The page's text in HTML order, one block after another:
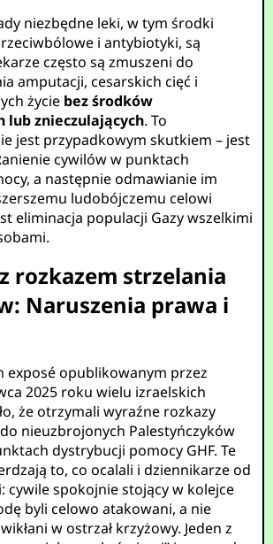
niezbędne leki, w tym środki
i antybiotyki, są
często są zmuszeni do
amputacji, cesarskich cięć i
życie bez środków
lub znieczulających. To
jest przypadkowym skutkiem – jest
cywilów w punktach
a następnie odmawianie im
ludobójczemu celowi
eliminacja populacji Gazy wszelkimi
rozkazem strzelania
Naruszenia prawa i
exposé opublikowanym przez
2025 roku wielu izraelskich
że otrzymali wyraźne rozkazy
nieuzbrojonych Palestyńczyków
dystrybucji pomocy GHF. Te
to, co ocalali i dziennikarze od
cywile spokojnie stojący w kolejce
byli celowo atakowani, a nie
w ostrzał krzyżowy. Jeden z